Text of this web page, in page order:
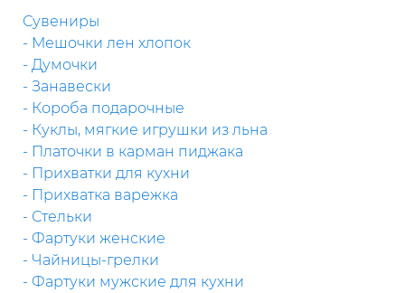
Сувениры
- Мешочки лен хлопок
- Думочки
- Занавески
- Короба подарочные
- Куклы, мягкие игрушки из льна
- Платочки в карман пиджака
- Прихватки для кухни
- Прихватка варежка
- Стельки
- Фартуки женские
- Чайницы-грелки
- Фартуки мужские для кухни